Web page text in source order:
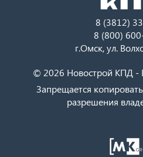
8 (3812)
8 (800)
г.Омск, ул.
© 2026 Новострой КПД -
Запрещается
разрешения